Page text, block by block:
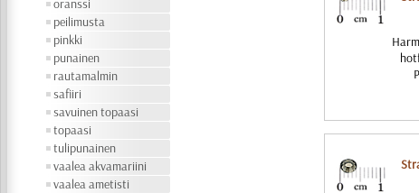
oranssi
peilimusta
pinkki
punainen
rautamalmin
safiiri
savuinen topaasi
topaasi
tulipunainen
vaalea akvamariini
vaalea ametisti